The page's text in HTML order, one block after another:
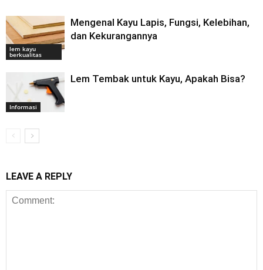
lem kayu
berkualitas
Mengenal Kayu Lapis, Fungsi, Kelebihan,
dan Kekurangannya
Informasi
Lem Tembak untuk Kayu, Apakah Bisa?
LEAVE A REPLY